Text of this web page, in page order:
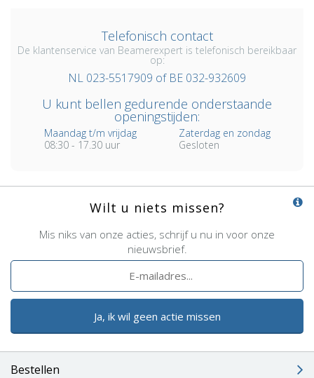
Telefonisch contact
De klantenservice van Beamerexpert is telefonisch bereikbaar
op:
NL 023-5517909 of BE 032-932609
U kunt bellen gedurende onderstaande
openingstijden:
Maandag t/m vrijdag
08:30 - 17.30 uur
Zaterdag en zondag
Gesloten
Wilt u niets missen?
Mis niks van onze acties, schrijf u nu in voor onze
nieuwsbrief.
Ja, ik wil geen actie missen
Bestellen